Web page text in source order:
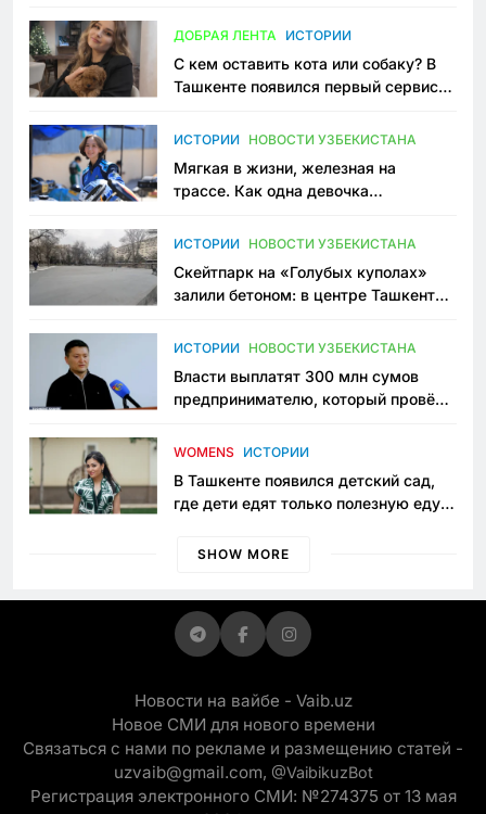
ДОБРАЯ ЛЕНТА ИСТОРИИ
С кем оставить кота или собаку? В
Ташкенте появился первый сервис
ИСТОРИИ НОВОСТИ УЗБЕКИСТАНА
Мягкая в жизни, железная на
трассе. Как одна девочка
Узбекистане
ИСТОРИИ НОВОСТИ УЗБЕКИСТАНА
Скейтпарк на «Голубых куполах»
залили бетоном: в центре Ташкента
пространство
ИСТОРИИ НОВОСТИ УЗБЕКИСТАНА
Власти выплатят 300 млн сумов
предпринимателю, который провёл
приговору
WOMENS ИСТОРИИ
В Ташкенте появился детский сад,
где дети едят только полезную еду.
просить «кашу без сахара»
SHOW MORE
Новости на вайбе - Vaib.uz
Новое СМИ для нового времени
Связаться с нами по рекламе и размещению статей -
uzvaib@gmail.com, @VaibikuzBot
Регистрация электронного СМИ: №274375 от 13 мая